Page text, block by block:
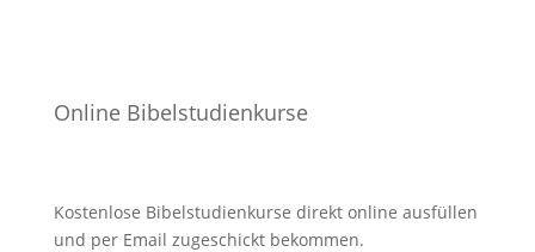
Online Bibelstudienkurse
Kostenlose Bibelstudienkurse direkt online ausfüllen
und per Email zugeschickt bekommen.